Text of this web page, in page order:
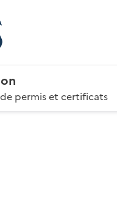
permis et certificats